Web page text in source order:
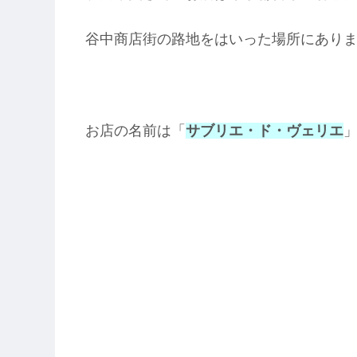
谷中商店街の路地をはいった場所にありま
お店の名前は「 サブリエ・ド・ヴェリエ